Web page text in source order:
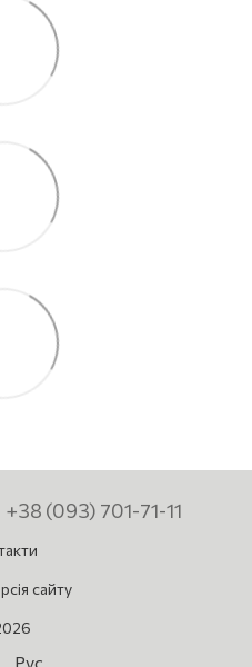
+38 (093) 701-71-11
сайту
Рус